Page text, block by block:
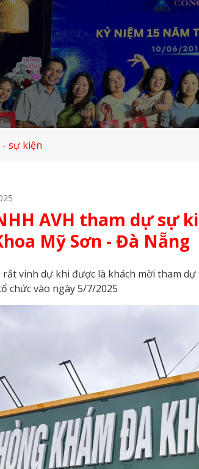
sự kiện
AVH tham dự sự
Mỹ Sơn - Đà Nẵng
rất vinh dự khi được là khách mời tham
chức vào ngày 5/7/2025